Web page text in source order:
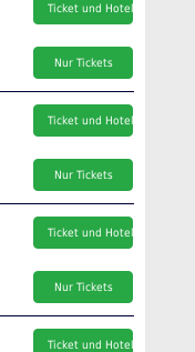
Ticket und Hotel
Nur Tickets
Ticket und Hotel
Nur Tickets
Ticket und Hotel
Nur Tickets
Ticket und Hotel